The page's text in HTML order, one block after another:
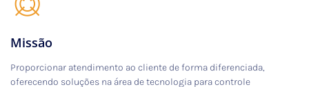
Missão
Proporcionar atendimento ao cliente de forma diferenciada,
oferecendo soluções na área de tecnologia para controle